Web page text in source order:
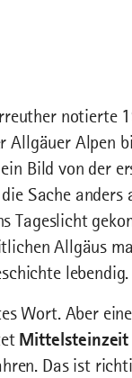
notierte
Allgäuer Alpen
Bild von der
Sache
Tageslicht
Allgäus
lebendig.
Wort. Aber
Mittelsteinzeit
Das ist